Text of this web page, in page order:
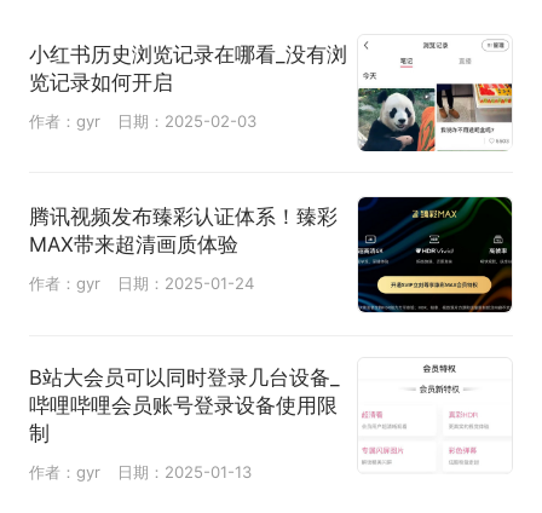
小红书历史浏览记录在哪看_没有浏
览记录如何开启
作者：gyr 日期：2025-02-03
腾讯视频发布臻彩认证体系！臻彩
MAX带来超清画质体验
作者：gyr 日期：2025-01-24
B站大会员可以同时登录几台设备_
哔哩哔哩会员账号登录设备使用限
制
作者：gyr 日期：2025-01-13